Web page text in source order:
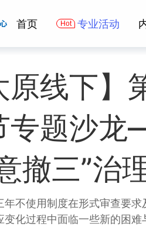
首页 专业活动
原线下
专题沙
撤三”治
年不使用制度在形式审查要
变化过程中面临一些新的困